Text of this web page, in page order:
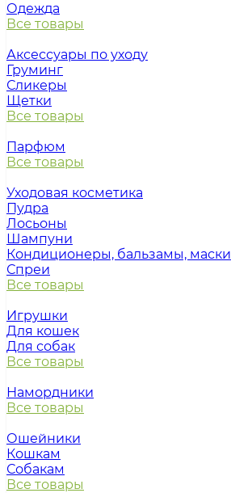
Одежда
Все товары
Аксессуары по уходу
Груминг
Сликеры
Щетки
Все товары
Парфюм
Все товары
Уходовая косметика
Пудра
Лосьоны
Шампуни
Кондиционеры, бальзамы, маски
Спреи
Все товары
Игрушки
Для кошек
Для собак
Все товары
Намордники
Все товары
Ошейники
Кошкам
Собакам
Все товары